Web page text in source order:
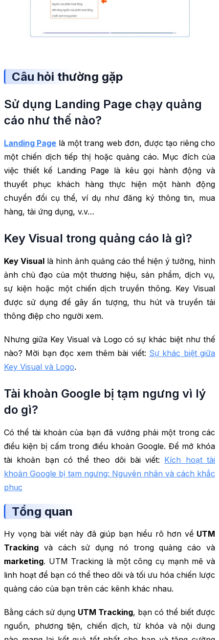
Câu hỏi thường gặp
Sử dụng Landing Page chạy quảng
cáo như thế nào?
Landing Page là một trang web đơn, được tạo riêng cho
một chiến dịch tiếp thị hoặc quảng cáo. Mục đích của
việc thiết kế Landing Page là kêu gọi hành động và
thuyết phục khách hàng thực hiện một hành động
chuyển đổi cụ thể, ví dụ như đăng ký thông tin, mua
hàng, tải ứng dụng, v.v…
Key Visual trong quảng cáo là gì?
Key Visual là hình ảnh quảng cáo thể hiện ý tưởng, hình
ảnh chủ đạo của một thương hiệu, sản phẩm, dịch vụ,
sự kiện hoặc một chiến dịch truyền thông. Key Visual
được sử dụng để gây ấn tượng, thu hút và truyền tải
thông điệp cho người xem.
Nhưng giữa Key Visual và Logo có sự khác biệt như thế
nào? Mời bạn đọc xem thêm bài viết: Sự khác biệt giữa
Key Visual và Logo.
Tài khoàn Google bị tạm ngưng vì lý
do gì?
Có thể tài khoản của bạn đã vướng phải một trong các
điều kiện bị cấm trong điều khoản Google. Để mở khóa
tài khoản bạn có thể theo dõi bài viết: Kích hoạt tài
khoản Google bị tạm ngưng: Nguyên nhân và cách khắc
phục
Tổng quan
Hy vọng bài viết này đã giúp bạn hiểu rõ hơn về UTM
Tracking và cách sử dụng nó trong quảng cáo và
marketing. UTM Tracking là một công cụ mạnh mẽ và
linh hoạt để bạn có thể theo dõi và tối ưu hóa chiến lược
quảng cáo của bạn trên các kênh khác nhau.
Bằng cách sử dụng UTM Tracking, bạn có thể biết được
nguồn, phương tiện, chiến dịch, từ khóa và nội dung